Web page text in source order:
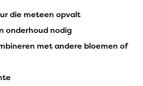
die meteen opvalt
onderhoud nodig
met andere bloemen of